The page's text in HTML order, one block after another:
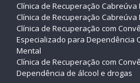
Clínica de Recuperação Cabreúva
Clínica de Recuperação Cabreúva
Clínica de Recuperação com
Especializado para Dependência
Mental
Clínica de Recuperação com
Dependência de álcool e drogas